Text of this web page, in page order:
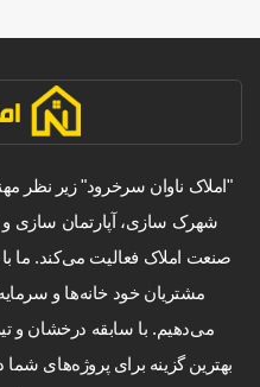
"املاک ناوان سرخرود" زیر نظر
شهرک سازی، آپارتمان سازی و
صنعت املاک فعالیت می‌کند. ما
مشتریان خود خانه‌ها و
می‌دهیم. با سابقه درخشان و
بهترین گزینه برای پروژه‌های